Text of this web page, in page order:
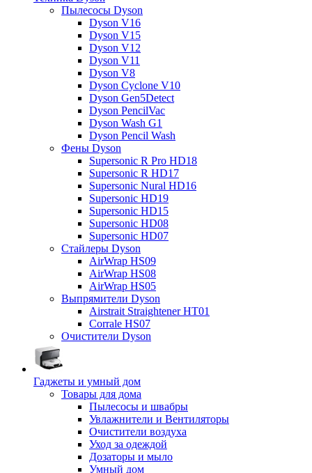
Пылесосы Dyson
Dyson V16
Dyson V15
Dyson V12
Dyson V11
Dyson V8
Dyson Cyclone V10
Dyson Gen5Detect
Dyson PencilVac
Dyson Wash G1
Dyson Pencil Wash
Фены Dyson
Supersonic R Pro HD18
Supersonic R HD17
Supersonic Nural HD16
Supersonic HD19
Supersonic HD15
Supersonic HD08
Supersonic HD07
Стайлеры Dyson
AirWrap HS09
AirWrap HS08
AirWrap HS05
Выпрямители Dyson
Airstrait Straightener HT01
Corrale HS07
Очистители Dyson
Гаджеты и умный дом
Товары для дома
Пылесосы и швабры
Увлажнители и Вентиляторы
Очистители воздуха
Уход за одеждой
Дозаторы и мыло
Умный дом